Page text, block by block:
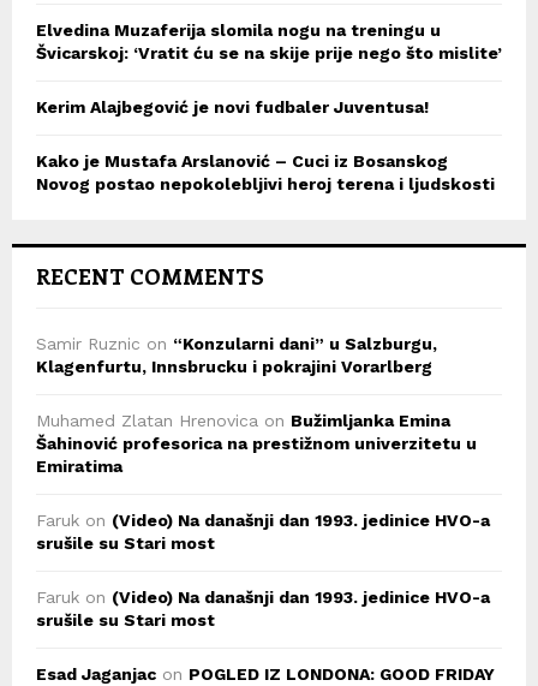
Elvedina Muzaferija slomila nogu na treningu u
Švicarskoj: ‘Vratit ću se na skije prije nego što mislite’
Kerim Alajbegović je novi fudbaler Juventusa!
Kako je Mustafa Arslanović – Cuci iz Bosanskog
Novog postao nepokolebljivi heroj terena i ljudskosti
RECENT COMMENTS
Samir Ruznic on “Konzularni dani” u Salzburgu,
Klagenfurtu, Innsbrucku i pokrajini Vorarlberg
Muhamed Zlatan Hrenovica on Bužimljanka Emina
Šahinović profesorica na prestižnom univerzitetu u
Emiratima
Faruk on (Video) Na današnji dan 1993. jedinice HVO-a
srušile su Stari most
Faruk on (Video) Na današnji dan 1993. jedinice HVO-a
srušile su Stari most
Esad Jaganjac on POGLED IZ LONDONA: GOOD FRIDAY